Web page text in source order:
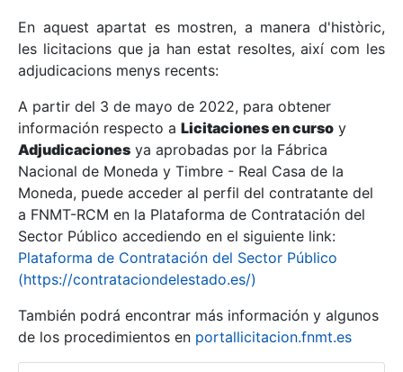
Mostra/Amaga
Mostra/Amaga
En aquest apartat es mostren, a manera d'històric,
les licitacions que ja han estat resoltes, així com les
adjudicacions menys recents:
A partir del 3 de mayo de 2022, para obtener
información respecto a Licitaciones en curso y
Adjudicaciones ya aprobadas por la Fábrica
Nacional de Moneda y Timbre - Real Casa de la
Moneda, puede acceder al perfil del contratante del
a FNMT-RCM en la Plataforma de Contratación del
Sector Público accediendo en el siguiente link:
Plataforma de Contratación del Sector Público
(https://contrataciondelestado.es/)
También podrá encontrar más información y algunos
de los procedimientos en portallicitacion.fnmt.es